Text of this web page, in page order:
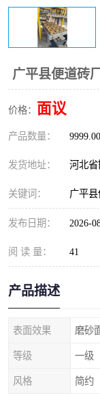
广平县便道砖厂
价格： 面议
产品数量：
发货地址： 河北
关键词： 广平
发布日期： 2026-
阅 读 量： 41
产品描述
表面效果 磨砂
等级 一级
风格 简约